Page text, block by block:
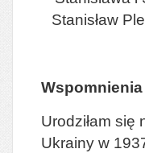
Stanisław
Wspomnienia
Urodziłam się
Ukrainy w